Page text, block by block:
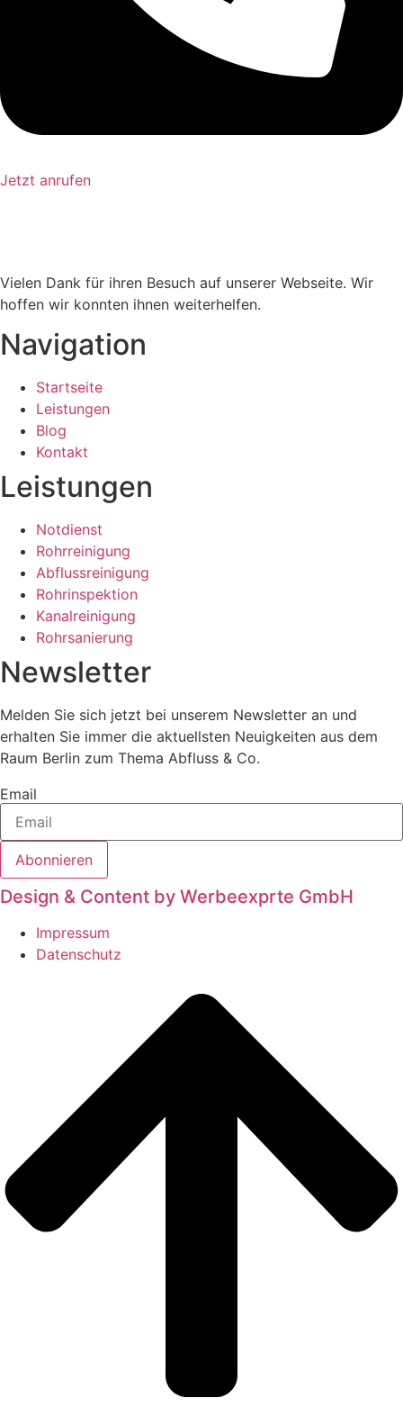
Jetzt anrufen
Vielen Dank für ihren Besuch auf unserer Webseite. Wir
hoffen wir konnten ihnen weiterhelfen.
Navigation
Startseite
Leistungen
Blog
Kontakt
Leistungen
Notdienst
Rohrreinigung
Abflussreinigung
Rohrinspektion
Kanalreinigung
Rohrsanierung
Newsletter
Melden Sie sich jetzt bei unserem Newsletter an und
erhalten Sie immer die aktuellsten Neuigkeiten aus dem
Raum Berlin zum Thema Abfluss & Co.
Email
Abonnieren
Design & Content by Werbeexprte GmbH
Impressum
Datenschutz